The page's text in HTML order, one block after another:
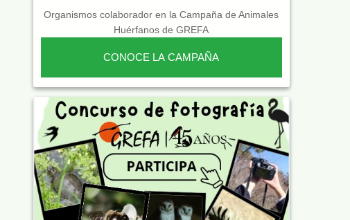
Organismos colaborador en la Campaña de Animales
Huérfanos de GREFA
CONOCE LA CAMPAÑA